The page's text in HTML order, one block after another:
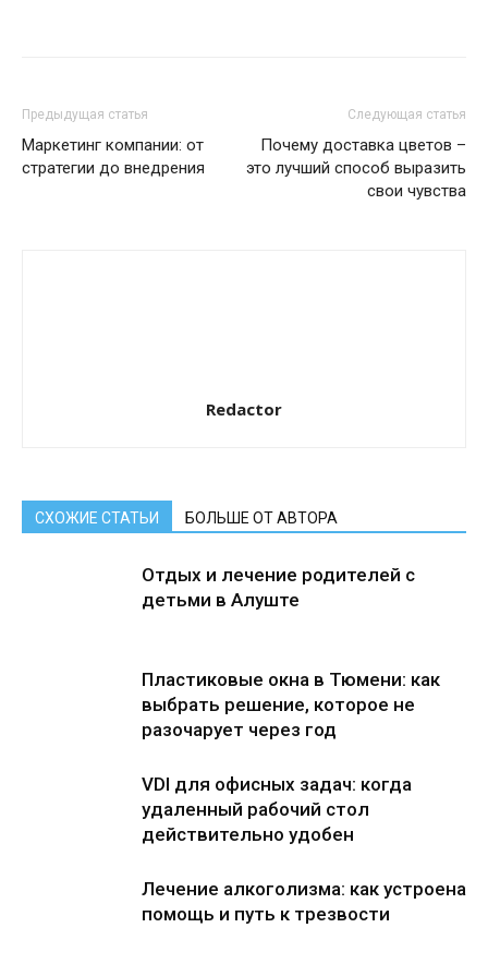
Предыдущая статья
Маркетинг компании: от
стратегии до внедрения
Следующая статья
Почему доставка цветов –
это лучший способ выразить
свои чувства
Redactor
СХОЖИЕ СТАТЬИ БОЛЬШЕ ОТ АВТОРА
Отдых и лечение родителей с
детьми в Алуште
Пластиковые окна в Тюмени: как
выбрать решение, которое не
разочарует через год
VDI для офисных задач: когда
удаленный рабочий стол
действительно удобен
Лечение алкоголизма: как устроена
помощь и путь к трезвости